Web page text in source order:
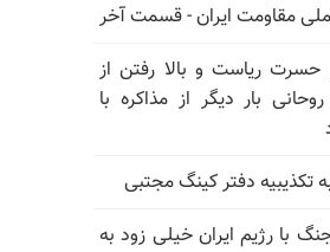
مقاومت ایران - قسمت آخر
ریاست و بالا رفتن از
بار دیگر از مذاکره با
تکذیبیه دفتر کینگ مجتبی
با رژیم ایران خیلی زود به